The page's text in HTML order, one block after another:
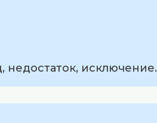
недостаток, исключение.